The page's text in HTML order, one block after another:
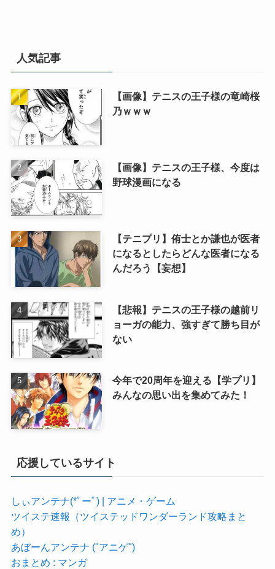
人気記事
【画像】テニスの王子様の竜崎桜
乃ｗｗｗ
【画像】テニスの王子様、今度は
野球漫画になる
【テニプリ】侑士とか謙也が医者
になるとしたらどんな医者になる
んだろう【妄想】
【悲報】テニスの王子様の越前リ
ョーガの能力、強すぎて勝ち目が
ない
今年で20周年を迎える【学プリ】
みんなの思い出を集めてみた！
応援しているサイト
しぃアンテナ(*ﾟーﾟ) | アニメ・ゲーム
ツイステ速報（ツイステッドワンダーランド攻略まと
め）
あぼーんアンテナ ("アニゲ")
おまとめ : マンガ